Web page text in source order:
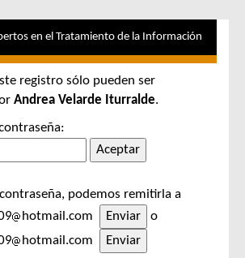
en el Tratamiento de la Información
registro sólo pueden ser
Andrea Velarde Iturralde.
podemos remitirla a
hotmail.com
o
hotmail.com